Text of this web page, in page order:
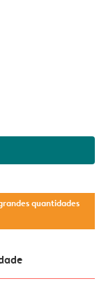
quantidades